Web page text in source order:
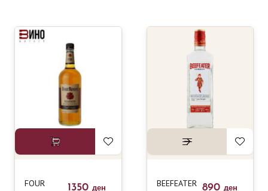
FOUR
1350 ден
BEEFEATER 890 ден